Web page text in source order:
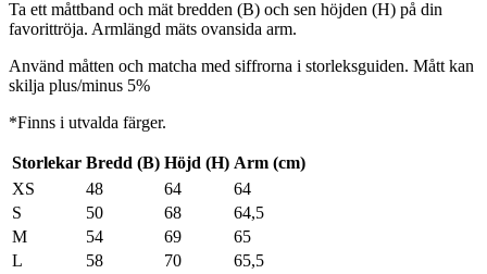
Ta ett måttband och mät bredden (B) och sen höjden (H) på din
favorittröja. Armlängd mäts ovansida arm.
Använd måtten och matcha med siffrorna i storleksguiden. Mått kan
skilja plus/minus 5%
*Finns i utvalda färger.
Storlekar Bredd (B) Höjd (H) Arm (cm)
XS
48 64
64
S
50 68
64,5
M
54 69
65
L
58 70
65,5